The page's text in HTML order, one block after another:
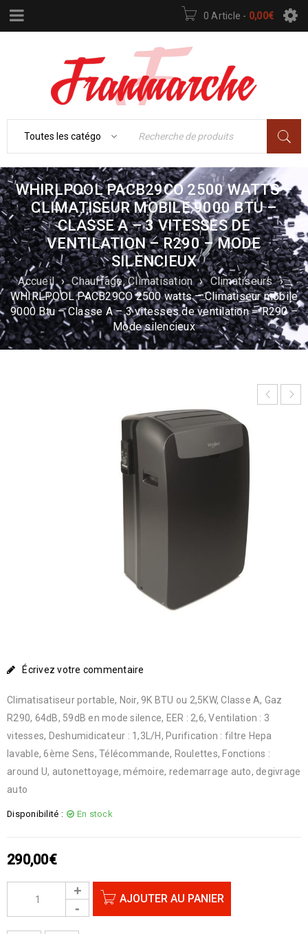
0 Article - 0,00€
WHIRLPOOL PACB29CO 2500 WATTS –
CLIMATISEUR MOBILE 9000 BTU –
CLASSE A – 3 VITESSES DE
VENTILATION – R290 – MODE
SILENCIEUX
Accueil › Chauffage, Climatisation › Climatiseurs ›
WHIRLPOOL PACB29CO 2500 watts – Climatiseur mobile
9000 Btu – Classe A – 3 vitesses de ventilation – R290 –
Mode silencieux
Écrivez votre commentaire
Climatisatiseur portable, Noir, 9K BTU ou 2,5KW, Classe A, Gaz
R290, 64dB, 59dB en mode silence, EER : 2,6, Ventilation : 3
vitesses, Deshumidicateur : 1,3L/H, Purification : filtre Hepa
lavable, 6ème Sens, Télécommande, Roulettes, Fonctions :
around U, autonettoyage, mémoire, redemarrage auto, degivrage
auto
Disponibilité : En stock
290,00€
AJOUTER AU PANIER